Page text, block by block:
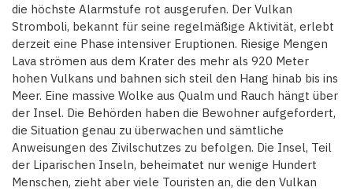
die höchste Alarmstufe rot ausgerufen. Der Vulkan
Stromboli, bekannt für seine regelmäßige Aktivität, erlebt
derzeit eine Phase intensiver Eruptionen. Riesige Mengen
Lava strömen aus dem Krater des mehr als 920 Meter
hohen Vulkans und bahnen sich steil den Hang hinab bis ins
Meer. Eine massive Wolke aus Qualm und Rauch hängt über
der Insel. Die Behörden haben die Bewohner aufgefordert,
die Situation genau zu überwachen und sämtliche
Anweisungen des Zivilschutzes zu befolgen. Die Insel, Teil
der Liparischen Inseln, beheimatet nur wenige Hundert
Menschen, zieht aber viele Touristen an, die den Vulkan